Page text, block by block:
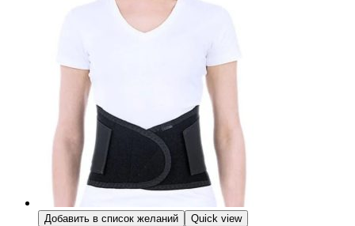
Добавить в список желаний Quick view